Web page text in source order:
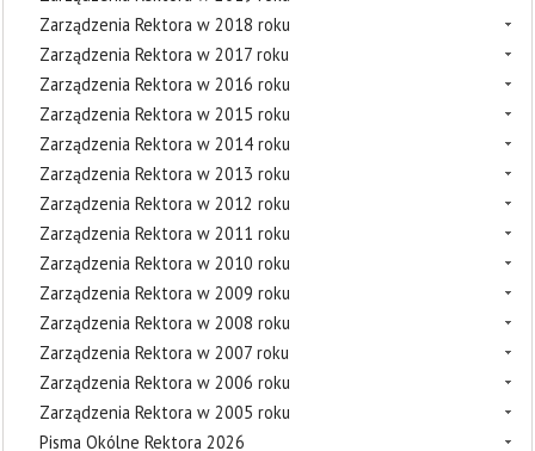
Zarządzenia Rektora w 2018 roku
Zarządzenia Rektora w 2017 roku
Zarządzenia Rektora w 2016 roku
Zarządzenia Rektora w 2015 roku
Zarządzenia Rektora w 2014 roku
Zarządzenia Rektora w 2013 roku
Zarządzenia Rektora w 2012 roku
Zarządzenia Rektora w 2011 roku
Zarządzenia Rektora w 2010 roku
Zarządzenia Rektora w 2009 roku
Zarządzenia Rektora w 2008 roku
Zarządzenia Rektora w 2007 roku
Zarządzenia Rektora w 2006 roku
Zarządzenia Rektora w 2005 roku
Pisma Okólne Rektora 2026